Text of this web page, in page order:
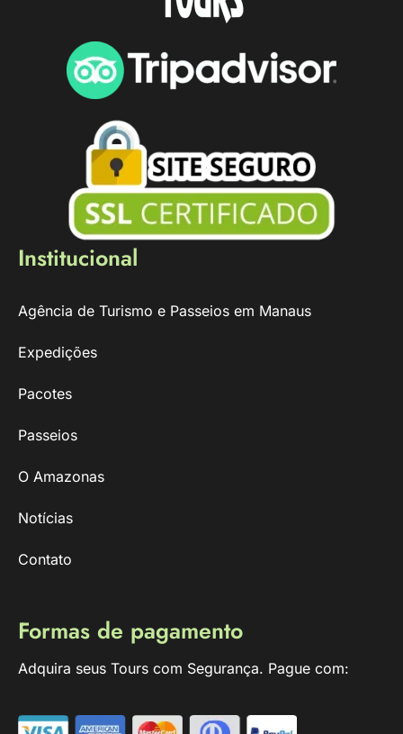
Institucional
Agência de Turismo e Passeios em Manaus
Expedições
Pacotes
Passeios
O Amazonas
Notícias
Contato
Formas de pagamento
Adquira seus Tours com Segurança. Pague com: